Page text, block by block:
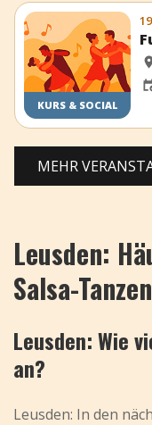
KURS & SOCIAL
MEHR
Leusden:
Salsa-Tanzen
Leusden: Wie
an?
Leusden: In den